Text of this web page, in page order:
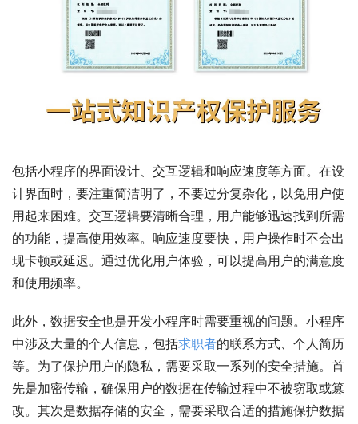
包括小程序的界面设计、交互逻辑和响应速度等方面。在设
计界面时，要注重简洁明了，不要过分复杂化，以免用户使
用起来困难。交互逻辑要清晰合理，用户能够迅速找到所需
的功能，提高使用效率。响应速度要快，用户操作时不会出
现卡顿或延迟。通过优化用户体验，可以提高用户的满意度
和使用频率。
此外，数据安全也是开发小程序时需要重视的问题。小程序
中涉及大量的个人信息，包括求职者的联系方式、个人简历
等。为了保护用户的隐私，需要采取一系列的安全措施。首
先是加密传输，确保用户的数据在传输过程中不被窃取或篡
改。其次是数据存储的安全，需要采取合适的措施保护数据